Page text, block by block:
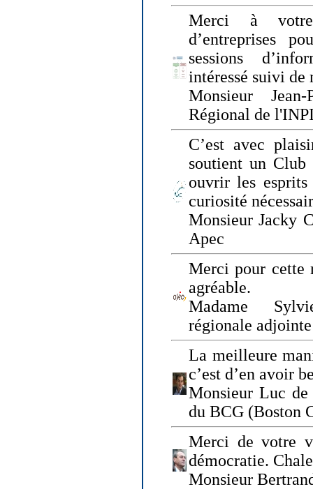
Merci à
d’entreprises
sessions
intéressé suivi de
Monsieur
Régional de
C’est avec
soutient un Club
ouvrir les
curiosité
Monsieur Jacky
Apec
Merci pour cette
agréable.
Madame
régionale
La meilleure
c’est d’en avoir
Monsieur Luc de
du BCG (Boston
Merci de votre
démocratie.
Monsieur